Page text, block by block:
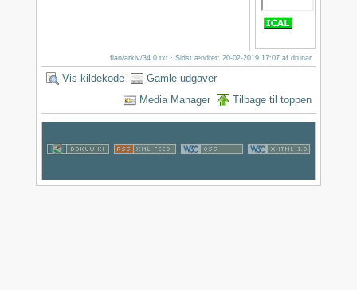
flan/arkiv/34.0.txt · Sidst ændret: 20-02-2019 17:07 afdrunar
Vis kildekode
Gamle udgaver
Media Manager
Tilbage til toppen